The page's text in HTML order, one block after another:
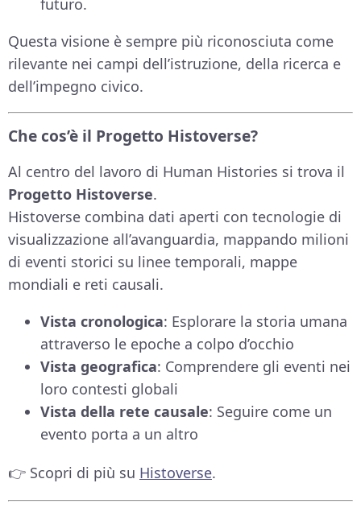
futuro.
Questa visione è sempre più riconosciuta come
rilevante nei campi dell’istruzione, della ricerca e
dell’impegno civico.
Che cos’è il Progetto Histoverse?
Al centro del lavoro di Human Histories si trova il
Progetto Histoverse.
Histoverse combina dati aperti con tecnologie di
visualizzazione all’avanguardia, mappando milioni
di eventi storici su linee temporali, mappe
mondiali e reti causali.
Vista cronologica: Esplorare la storia umana
attraverso le epoche a colpo d’occhio
Vista geografica: Comprendere gli eventi nei
loro contesti globali
Vista della rete causale: Seguire come un
evento porta a un altro
👉 Scopri di più su Histoverse.